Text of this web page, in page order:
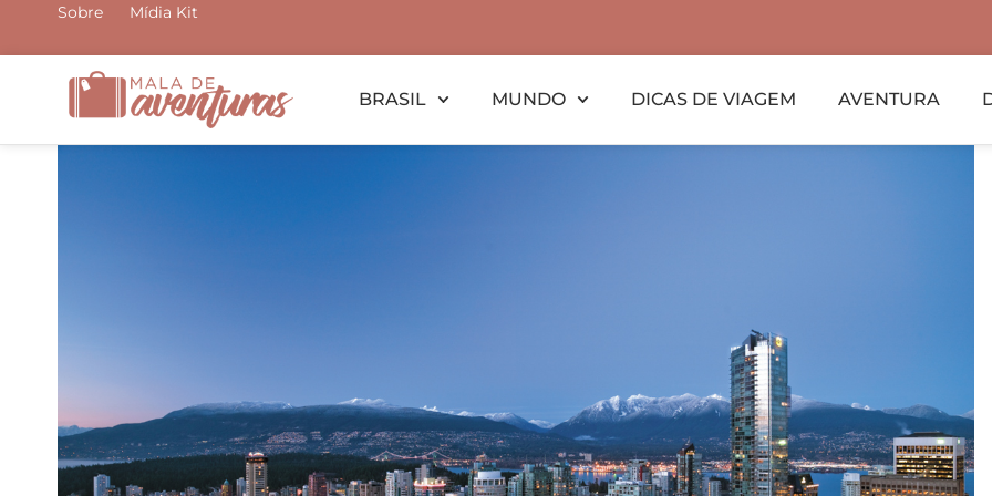
conteúdo
Sobre Mídia Kit
BRASIL MUNDO DICAS DE VIAGEM AVENTURA